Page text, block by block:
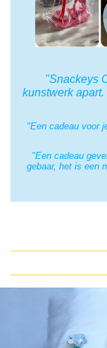
"Snackeys
kunstwerk
"Een cadeau voor
"Een cadeau
gebaar, het is een